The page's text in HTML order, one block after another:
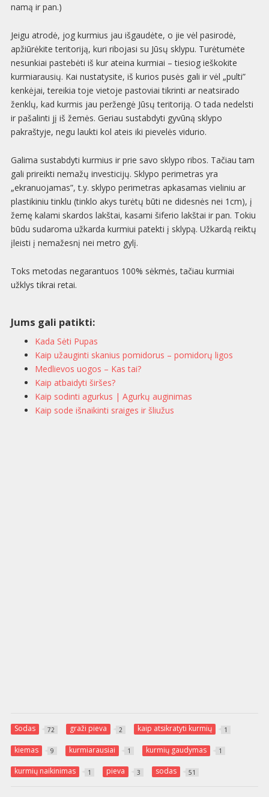
namą ir pan.)
Jeigu atrodė, jog kurmius jau išgaudėte, o jie vėl pasirodė,
apžiūrėkite teritoriją, kuri ribojasi su Jūsų sklypu. Turėtumėte
nesunkiai pastebėti iš kur ateina kurmiai – tiesiog ieškokite
kurmiarausių. Kai nustatysite, iš kurios pusės gali ir vėl „pulti”
kenkėjai, tereikia toje vietoje pastoviai tikrinti ar neatsirado
ženklų, kad kurmis jau peržengė Jūsų teritoriją. O tada nedelsti
ir pašalinti jį iš žemės. Geriau sustabdyti gyvūną sklypo
pakraštyje, negu laukti kol ateis iki pievelės vidurio.
Galima sustabdyti kurmius ir prie savo sklypo ribos. Tačiau tam
gali prireikti nemažų investicijų. Sklypo perimetras yra
„ekranuojamas”, t.y. sklypo perimetras apkasamas vieliniu ar
plastikiniu tinklu (tinklo akys turėtų būti ne didesnės nei 1cm), į
žemę kalami skardos lakštai, kasami šiferio lakštai ir pan. Tokiu
būdu sudaroma užkarda kurmiui patekti į sklypą. Užkardą reiktų
įleisti į nemažesnį nei metro gylį.
Toks metodas negarantuos 100% sėkmės, tačiau kurmiai
užklys tikrai retai.
Jums gali patikti:
Kada Sėti Pupas
Kaip užauginti skanius pomidorus – pomidorų ligos
Medlievos uogos – Kas tai?
Kaip atbaidyti širšes?
Kaip sodinti agurkus | Agurkų auginimas
Kaip sode išnaikinti sraiges ir šliužus
Sodas 72 graži pieva 2 kaip atsikratyti kurmių 1
kiemas 9 kurmiarausiai 1 kurmių gaudymas 1
kurmių naikinimas 1 pieva 3 sodas 51